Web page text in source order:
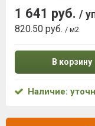
1 641 руб. /
820.50 руб. / м2
В корзину
Наличие: